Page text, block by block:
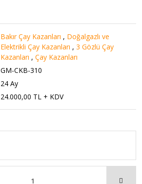
Bakır Çay Kazanları , Doğalgazlı ve
Elektrikli Çay Kazanları ,3 Gözlü Çay
Kazanları ,Çay Kazanları
GM-CKB-310
24 Ay
24.000,00 TL + KDV